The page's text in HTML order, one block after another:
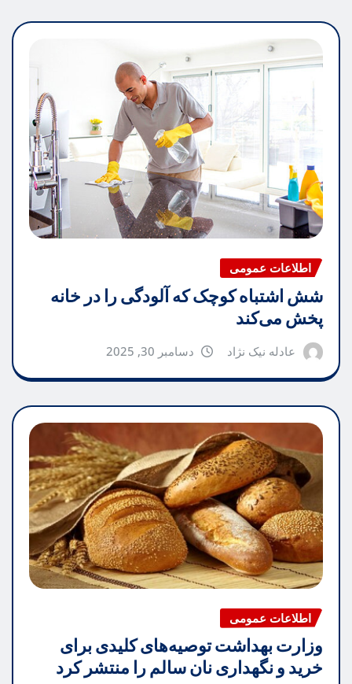
اطلاعات عمومی
شش اشتباه کوچک که آلودگی را در خانه
پخش می‌کند
عادله نیک نژاد دسامبر 30, 2025
اطلاعات عمومی
وزارت بهداشت توصیه‌های کلیدی برای
خرید و نگهداری نان سالم را منتشر کرد